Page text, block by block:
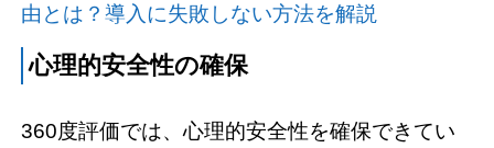
由とは？導入に失敗しない方法を解説
心理的安全性の確保
360度評価では、心理的安全性を確保できてい